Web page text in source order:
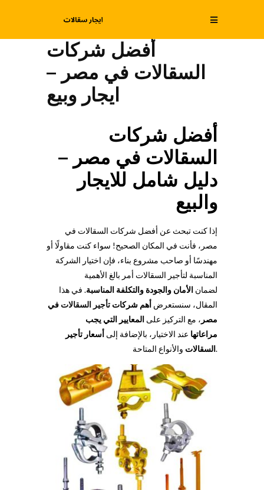
أفضل شركات
السقالات في مصر –
ايجار وبيع
أفضل شركات
السقالات في مصر –
دليل شامل للايجار
والبيع
إذا كنت تبحث عن أفضل شركات السقالات في
مصر، فأنت في المكان الصحيح! سواء كنت مقاولًا أو
مهندسًا أو صاحب مشروع بناء، فإن اختيار الشركة
المناسبة لتأجير السقالات أمر بالغ الأهمية
لضمان الأمان والجودة والتكلفة المناسبة. في هذا
المقال، سنستعرض أهم شركات تأجير السقالات في
مصر ، مع التركيز على المعايير التي يجب
مراعاتها عند الاختيار، بالإضافة إلى أسعار تأجير
السقالاتوالأنواع المتاحة.